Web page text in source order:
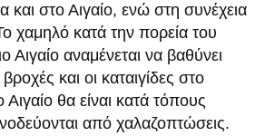
και στο Αιγαίο, ενώ στη συνέχεια
χαμηλό κατά την πορεία του
αναμένεται να βαθύνει
και οι καταιγίδες στο
Αιγαίο θα είναι κατά τόπους
από χαλαζοπτώσεις.